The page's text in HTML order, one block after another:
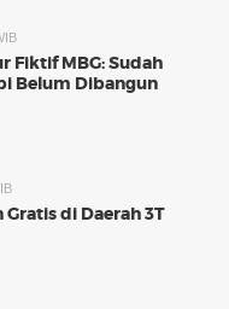
Fiktif MBG: Sudah
Belum Dibangun
di Daerah 3T